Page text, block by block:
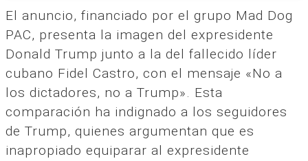
El anuncio, financiado por el grupo Mad Dog
PAC, presenta la imagen del expresidente
Donald Trump junto a la del fallecido líder
cubano Fidel Castro, con el mensaje «No a
los dictadores, no a Trump». Esta
comparación ha indignado a los seguidores
de Trump, quienes argumentan que es
inapropiado equiparar al expresidente